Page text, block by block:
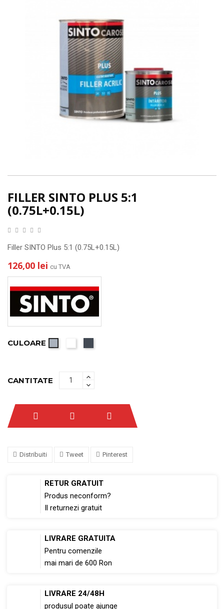
FILLER SINTO PLUS 5:1
(0.75L+0.15L)
Filler SINTO Plus 5:1 (0.75L+0.15L)
126,00 lei cu TVA
CULOARE
CANTITATE
Distribuiti Tweet Pinterest
RETUR GRATUIT
Produs neconform?
Il returnezi gratuit
LIVRARE GRATUITA
Pentru comenzile
mai mari de 600 Ron
LIVRARE 24/48H
produsul poate ajunge